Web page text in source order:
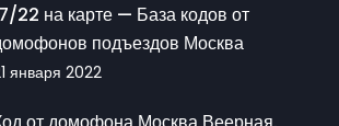
22 на карте — База кодов от
подъездов Москва
января 2022